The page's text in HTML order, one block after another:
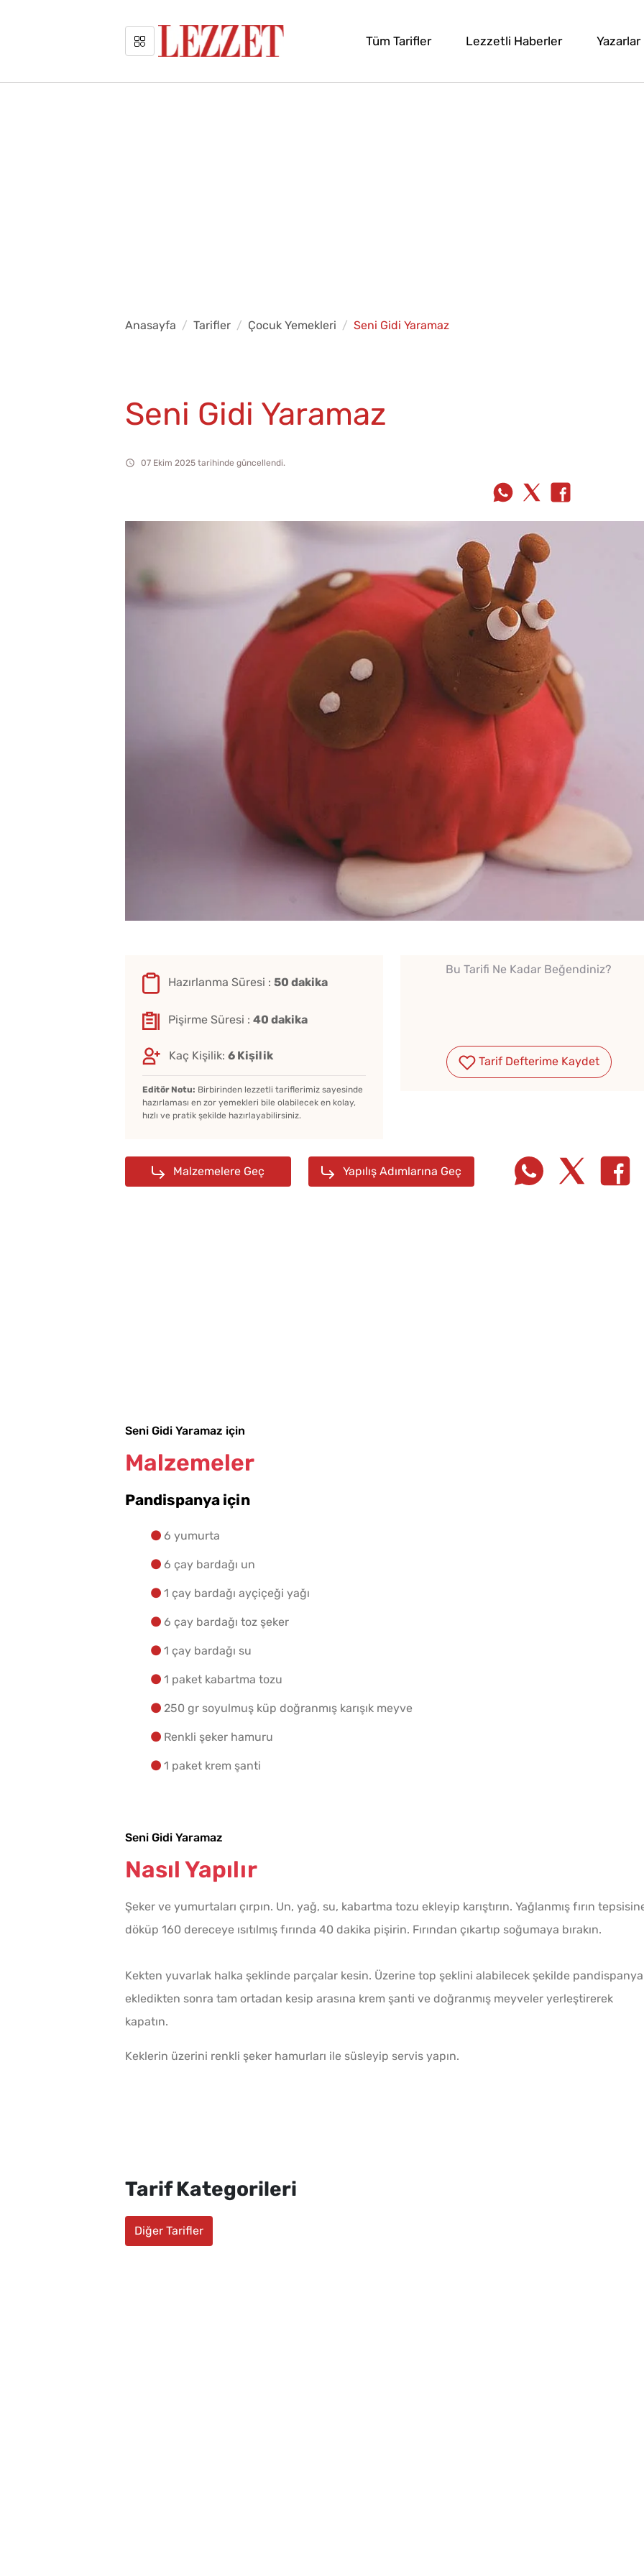
Tüm Tarifler Lezzetli Haberler Yazarlar
Anasayfa Tarifler Çocuk Yemekleri Seni Gidi Yaramaz
Seni Gidi Yaramaz
07 Ekim 2025 tarihinde güncellendi.
Hazırlanma Süresi : 50 dakika
Pişirme Süresi : 40 dakika
Kaç Kişilik: 6 Kişilik
Editör Notu: Birbirinden lezzetli tariflerimiz sayesinde
hazırlaması en zor yemekleri bile olabilecek en kolay,
hızlı ve pratik şekilde hazırlayabilirsiniz.
Bu Tarifi Ne Kadar Beğendiniz?
Tarif Defterime Kaydet
Malzemelere Geç Yapılış Adımlarına Geç
Çiğ Domates Kavanozda
Kaç Yıl Dayanır?
Seni Gidi Yaramaz için
Malzemeler
Pandispanya için
6 yumurta
6 çay bardağı un
1 çay bardağı ayçiçeği yağı
6 çay bardağı toz şeker
1 çay bardağı su
1 paket kabartma tozu
250 gr soyulmuş küp doğranmış karışık meyve
Renkli şeker hamuru
1 paket krem şanti
Seni Gidi Yaramaz
Nasıl Yapılır
Şeker ve yumurtaları çırpın. Un, yağ, su, kabartma tozu ekleyip karıştırın. Yağlanmış fırın
döküp 160 dereceye ısıtılmış fırında 40 dakika pişirin. Fırından çıkartıp soğumaya bırakın.
Kekten yuvarlak halka şeklinde parçalar kesin. Üzerine top şeklini alabilecek şekilde pandispanya
ekledikten sonra tam ortadan kesip arasına krem şanti ve doğranmış meyveler yerleştirerek
kapatın.
Keklerin üzerini renkli şeker hamurları ile süsleyip servis yapın.
Tarif Kategorileri
Diğer Tarifler